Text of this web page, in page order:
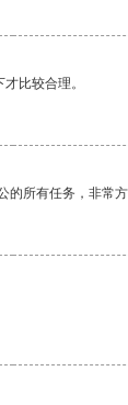
比较合理。
所有任务，非常方